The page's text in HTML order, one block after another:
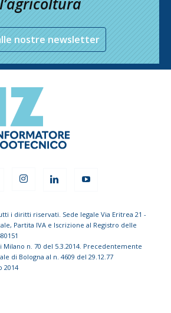
nostre newsletter
i diritti riservati. Sede legale Via Eritrea 21 -
Partita IVA e Iscrizione al Registro delle
n. 70 del 5.3.2014. Precedentemente
di Bologna al n. 4609 del 29.12.77
2014